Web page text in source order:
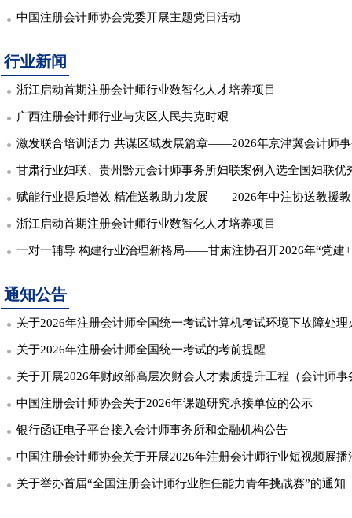
中国注册会计师协会党委开展主题党日活动
行业新闻
浙江启动首期注册会计师行业数智化人才培养项目
广西注册会计师行业与灾区人民共克时艰
激发联合培训活力 共谋区域发展篇章——2026年京津冀会计师事务所主任会计师
甘肃行业妇联、贵州黔元会计师事务所妇联案例入选全国妇联优
赋能行业提质增效 精准送教助力发展——2026年中注协送教援教（
浙江启动首期注册会计师行业数智化人才培养项目
一对一辅导 构建行业治理新格局——甘肃注协召开2026年“党建+自律监管”一
通知公告
关于2026年注册会计师全国统一考试计算机考试环境下故障处理
关于2026年注册会计师全国统一考试的考前提醒
关于开展2026年财政部高层次财会人才素质提升工程（会计师事务所合伙人岗位能力培训
中国注册会计师协会关于2026年课题研究承接单位的公示
银行函证电子平台接入会计师事务所和金融机构公告
中国注册会计师协会关于开展2026年注册会计师行业短视频展播
关于举办首届“全国注册会计师行业胜任能力青年挑战赛”的通知